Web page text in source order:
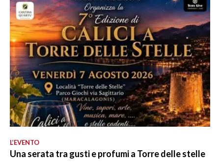
L’EVENTO
Una serata tra gusti e profumi a Torre delle stelle